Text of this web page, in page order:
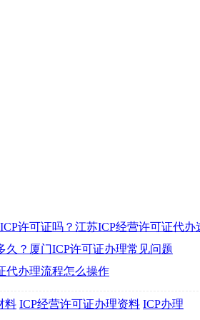
许可证吗？江苏ICP经营许可证代办
久？厦门ICP许可证办理常见问题
代办理流程怎么操作
料 ICP经营许可证办理资料 ICP办理